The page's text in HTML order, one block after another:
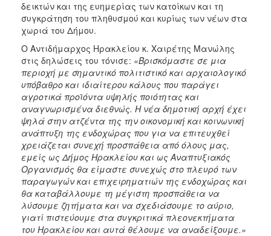
δεικτών και της ευημερίας των κατοίκων και τη
συγκράτηση του πληθυσμού και κυρίως των νέων στα
χωριά του Δήμου.
Ο Αντιδήμαρχος Ηρακλείου κ. Χαιρέτης Μανώλης
στις δηλώσεις του τόνισε: «Βρισκόμαστε σε μια
περιοχή με σημαντικό πολιτιστικό και αρχαιολογικό
υπόβαθρο και ιδιαίτερου κάλους που παράγει
αγροτικά προϊόντα υψηλής ποιότητας και
αναγνωρισμένα διεθνώς. Η νέα δημοτική αρχή έχει
ψηλά στην ατζέντα της την οικονομική και κοινωνική
ανάπτυξη της ενδοχώρας που για να επιτευχθεί
χρειάζεται συνεχή προσπάθεια από όλους μας,
εμείς ως Δήμος Ηρακλείου και ως Αναπτυξιακός
Οργανισμός θα είμαστε συνεχώς στο πλευρό των
παραγωγών και επιχειρηματιών της ενδοχώρας και
θα καταβάλλουμε τη μέγιστη προσπάθεια να
λύσουμε ζητήματα και να σχεδιάσουμε το αύριο,
γιατί πιστεύουμε στα συγκριτικά πλεονεκτήματα
του Ηρακλείου και αυτά θέλουμε να αναδείξουμε.»